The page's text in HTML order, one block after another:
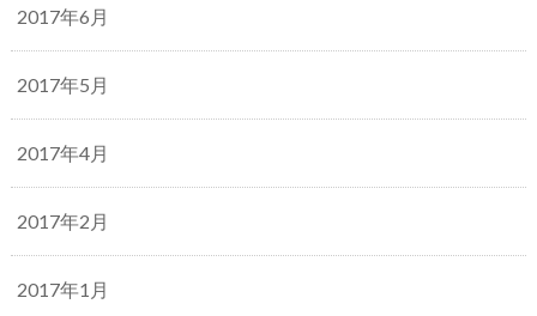
2017年6月
2017年5月
2017年4月
2017年2月
2017年1月